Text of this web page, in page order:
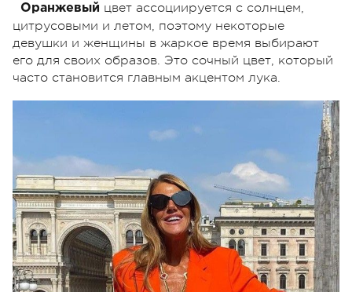
Оранжевый цвет ассоциируется с солнцем,
цитрусовыми и летом, поэтому некоторые
девушки и женщины в жаркое время выбирают
его для своих образов. Это сочный цвет, который
часто становится главным акцентом лука.